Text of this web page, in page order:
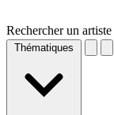
Rechercher un
Thématiques